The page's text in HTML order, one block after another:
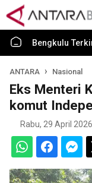
Bengkulu
ANTARA Nasional
Eks Menteri
komut
Rabu, 29 April